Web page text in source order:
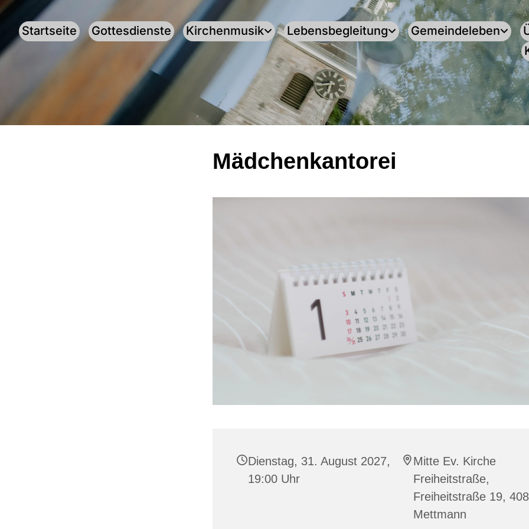
Startseite Gottesdienste Kirchenmusik Lebensbegleitung Gemeindeleben
Mädchenkantorei
Dienstag, 31. August 2027,
19:00 Uhr
Mitte Ev. Kirche
Freiheitstraße,
Freiheitstraße 19,
Mettmann